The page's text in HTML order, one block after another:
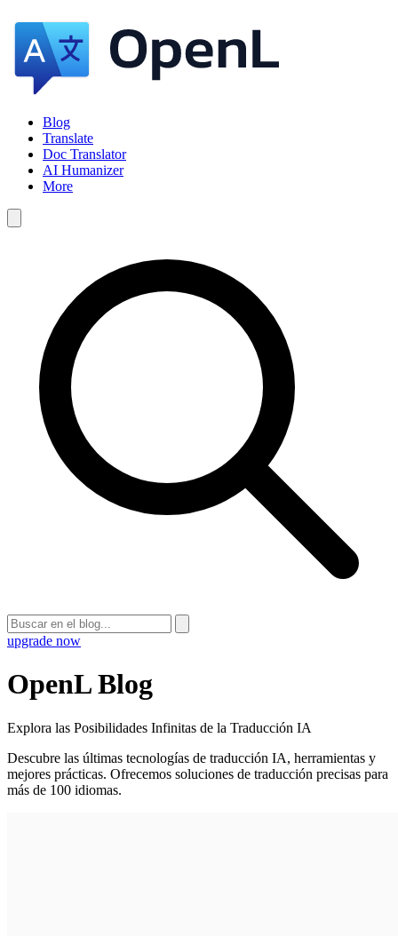
Blog
Translate
Doc Translator
AI Humanizer
More
upgrade now
OpenL Blog
Explora las Posibilidades Infinitas de la Traducción IA
Descubre las últimas tecnologías de traducción IA, herramientas y
mejores prácticas. Ofrecemos soluciones de traducción precisas para
más de 100 idiomas.